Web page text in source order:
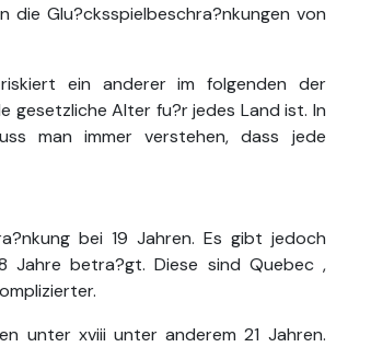
die Glu?cksspielbeschra?nkungen von
ein anderer im folgenden der
gesetzliche Alter fu?r jedes Land ist. In
man immer verstehen, dass jede
bei 19 Jahren. Es gibt jedoch
Jahre betra?gt. Diese sind Quebec ,
unter xviii unter anderem 21 Jahren.